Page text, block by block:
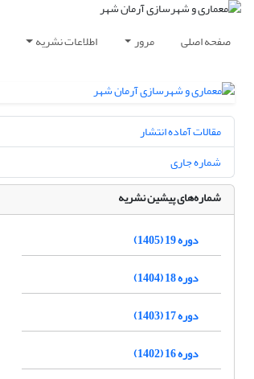
صفحه اصلی مرور اطلاعات نشریه
مقالات آماده انتشار
شماره جاری
شماره‌های پیشین نشریه
دوره 19 (1405)
دوره 18 (1404)
دوره 17 (1403)
دوره 16 (1402)